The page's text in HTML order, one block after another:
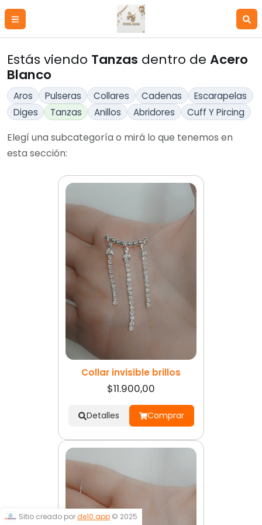
Estás viendo Tanzas dentro de Acero
Blanco
Aros Pulseras Collares Cadenas
Escarapelas
Diges
Tanzas Anillos Abridores Cuff Y Pircing
Elegí una subcategoría o mirá lo que tenemos en
esta sección:
Collar invisible brillos
$11.900,00
Detalles Comprar
Sitio creado porde10.app © 2025